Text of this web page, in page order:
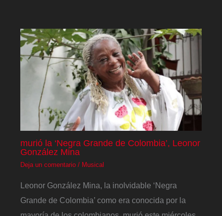
murió la ‘Negra Grande de Colombia’, Leonor
González Mina
Deja un comentario / Musical
Leonor González Mina, la inolvidable ‘Negra
Grande de Colombia’ como era conocida por la